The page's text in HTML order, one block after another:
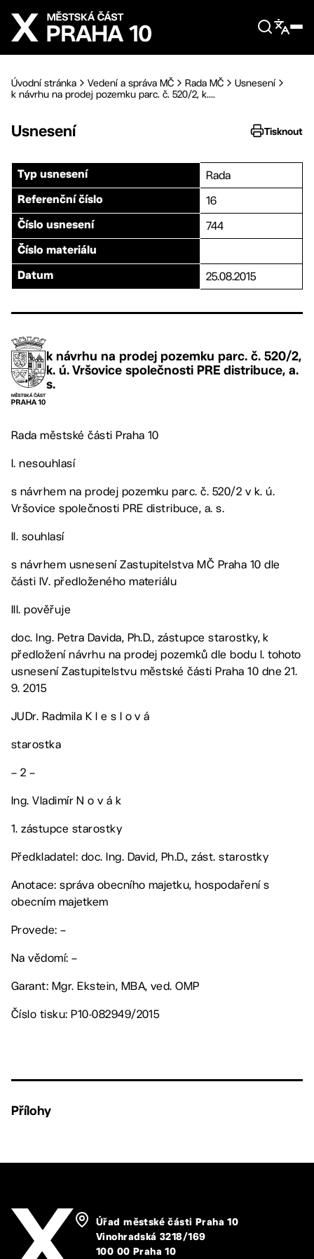
Přejít na hlavní obsah
Úvodní stránka Vedení a správa MČ Rada MČ
Usnesení
k návrhu na prodej pozemku parc. č. 520/2, k....
Usnesení Tisknout
Typ usnesení Rada
Referenční číslo 16
Číslo usnesení 744
Číslo materiálu
Datum 25.08.2015
k návrhu na prodej pozemku parc. č. 520/2,
k. ú. Vršovice společnosti PRE distribuce, a.
s.
Rada městské části Praha 10
I. nesouhlasí
s návrhem na prodej pozemku parc. č. 520/2 v k. ú.
Vršovice společnosti PRE distribuce, a. s.
II. souhlasí
s návrhem usnesení Zastupitelstva MČ Praha 10 dle
části IV. předloženého materiálu
III. pověřuje
doc. Ing. Petra Davida, Ph.D., zástupce starostky, k
předložení návrhu na prodej pozemků dle bodu I. tohoto
usnesení Zastupitelstvu městské části Praha 10 dne 21.
9. 2015
JUDr. Radmila K l e s l o v á
starostka
– 2 –
Ing. Vladimír N o v á k
1. zástupce starostky
Předkladatel: doc. Ing. David, Ph.D., zást. starostky
Anotace: správa obecního majetku, hospodaření s
obecním majetkem
Provede: –
Na vědomí: –
Garant: Mgr. Ekstein, MBA, ved. OMP
Číslo tisku: P10-082949/2015
Přílohy
Úřad městské části Praha 10
Vinohradská 3218/169
100 00 Praha 10